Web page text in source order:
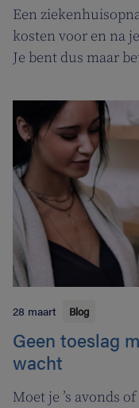
Een
kosten voor en na
Je bent dus maar
een behandeling
Helan Ziekenfonds
opname, maar
als je medische
opname. En dat
28 maart Blog
Geen toeslag
wacht
Moet je ’s avonds